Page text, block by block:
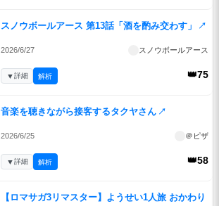
スノウボールアース 第13話「酒を酌み交わす」 ↗
2026/6/27 スノウボールアース
👑75
▼詳細 解析
音楽を聴きながら接客するタクヤさん ↗
2026/6/25 ＠ピザ
👑58
▼詳細 解析
【ロマサガ3リマスター】ようせい1人旅 おかわり